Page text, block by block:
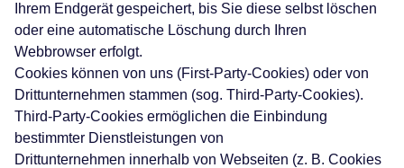
Ihrem Endgerät gespeichert, bis Sie diese selbst löschen
oder eine automatische Löschung durch Ihren
Webbrowser erfolgt.
Cookies können von uns (First-Party-Cookies) oder von
Drittunternehmen stammen (sog. Third-Party-Cookies).
Third-Party-Cookies ermöglichen die Einbindung
bestimmter Dienstleistungen von
Drittunternehmen innerhalb von Webseiten (z. B. Cookies